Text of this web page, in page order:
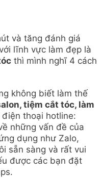
và tăng đánh giá
lĩnh vực làm đẹp là
thì mình nghĩ 4 cách
không biết làm thế
tiệm cắt tóc, làm
thoại hotline:
những vấn đề của
dụng như Zalo,
sẵn sàng và rất vui
được các bạn đặt